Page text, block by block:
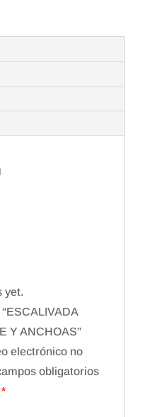
yet.
Y ANCHOAS”
electrónico no
obligatorios
*